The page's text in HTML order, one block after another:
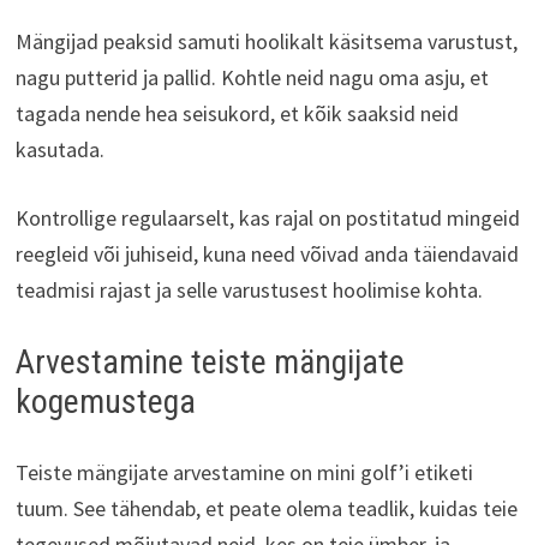
Mängijad peaksid samuti hoolikalt käsitsema varustust,
nagu putterid ja pallid. Kohtle neid nagu oma asju, et
tagada nende hea seisukord, et kõik saaksid neid
kasutada.
Kontrollige regulaarselt, kas rajal on postitatud mingeid
reegleid või juhiseid, kuna need võivad anda täiendavaid
teadmisi rajast ja selle varustusest hoolimise kohta.
Arvestamine teiste mängijate
kogemustega
Teiste mängijate arvestamine on mini golf’i etiketi
tuum. See tähendab, et peate olema teadlik, kuidas teie